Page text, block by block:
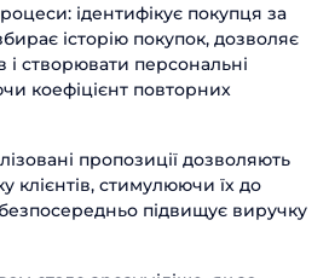
ідентифікує покупця за
історію покупок, дозволяє
і створювати персональні
коефіцієнт повторних
пропозиції дозволяють
клієнтів, стимулюючи їх до
підвищує виручку